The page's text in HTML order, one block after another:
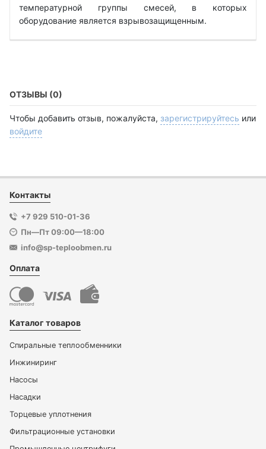
температурной группы смесей, в которых
оборудование является взрывозащищенным.
ОТЗЫВЫ (0)
Чтобы добавить отзыв, пожалуйста, зарегистрируйтесь или
войдите
Контакты
+7 929 510-01-36
Пн—Пт 09:00—18:00
info@sp-teploobmen.ru
Оплата
Каталог товаров
Спиральные теплообменники
Инжиниринг
Насосы
Насадки
Торцевые уплотнения
Фильтрационные установки